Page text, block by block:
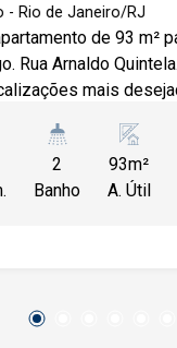
- Rio de Janeiro/RJ
de 93 m²
Arnaldo Quintela. More em
mais
por toda a
possui hall de
dos outros quartos
2
Banho
93m²
A. Útil